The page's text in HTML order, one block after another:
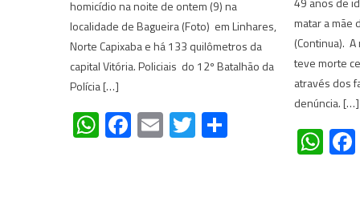
homicídio na noite de ontem (9) na
localidade de Bagueira (Foto) em Linhares,
Norte Capixaba e há 133 quilômetros da
capital Vitória. Policiais do 12º Batalhão da
Polícia […]
WhatsApp
Facebook
EmailTwitter
matar a mãe
(Continua).
teve morte
através dos
denúncia. […]